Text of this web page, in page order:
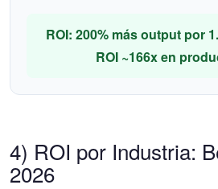
ROI: 200% más output por
ROI ~166x en
4) ROI por Industria:
2026